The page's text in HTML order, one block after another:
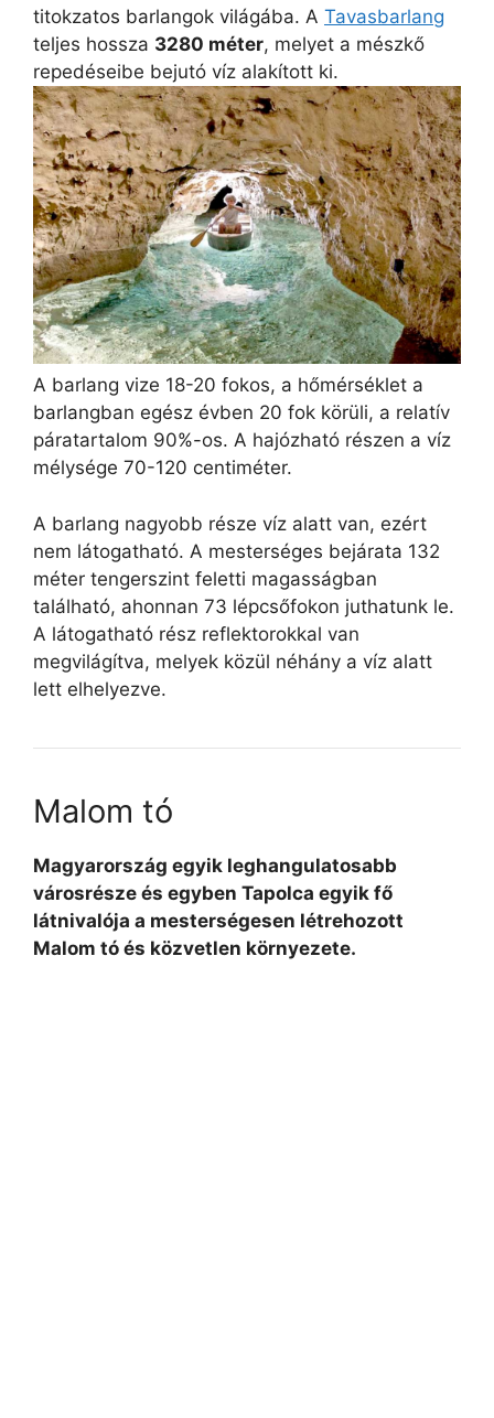
titokzatos barlangok világába. A Tavasbarlang
teljes hossza 3280 méter, melyet a mészkő
repedéseibe bejutó víz alakított ki.
A barlang vize 18-20 fokos, a hőmérséklet a
barlangban egész évben 20 fok körüli, a relatív
páratartalom 90%-os. A hajózható részen a víz
mélysége 70-120 centiméter.
A barlang nagyobb része víz alatt van, ezért
nem látogatható. A mesterséges bejárata 132
méter tengerszint feletti magasságban
található, ahonnan 73 lépcsőfokon juthatunk le.
A látogatható rész reflektorokkal van
megvilágítva, melyek közül néhány a víz alatt
lett elhelyezve.
Malom tó
Magyarország egyik leghangulatosabb
városrésze és egyben Tapolca egyik fő
látnivalója a mesterségesen létrehozott
Malom tó és közvetlen környezete.